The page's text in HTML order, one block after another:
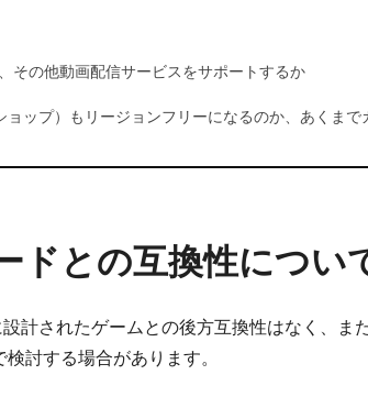
の他動画配信サービスをサポートするか
ップ）もリージョンフリーになるのか、あくま
ドとの互換性につい
計されたゲームとの後方互換性はなく、
討する場合があります。